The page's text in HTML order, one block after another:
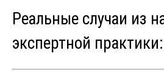
Реальные случаи из
экспертной практики: